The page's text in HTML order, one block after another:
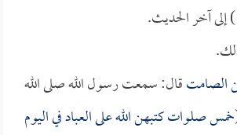
) إلى آخر الحديث.
الصامتقال: سمعت رسول الله صلى الله
خمس صلوات كتبهن الله على العباد في اليوم